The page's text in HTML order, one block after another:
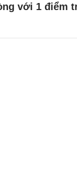
với 1 điểm